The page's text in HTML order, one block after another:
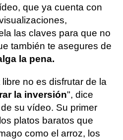
que ya cuenta con
las claves para que no
también te asegures de
la pena.
no es disfrutar de la
la inversión", dice
su vídeo. Su primer
platos baratos que
como el arroz, los